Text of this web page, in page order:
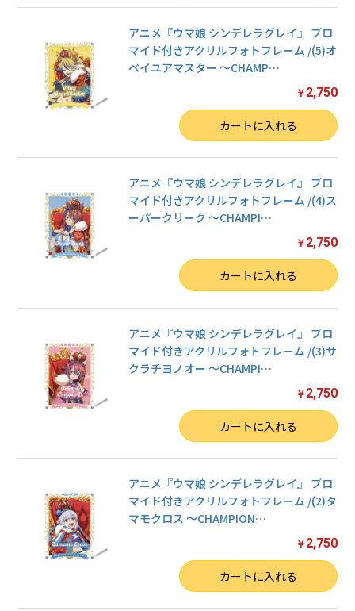
アニメ『ウマ娘 シンデレラグレイ』 ブロ
マイド付きアクリルフォトフレーム /(5)オ
ベイユアマスター 〜CHAMP…
￥ 2,750
カートに入れる
アニメ『ウマ娘 シンデレラグレイ』 ブロ
マイド付きアクリルフォトフレーム /(4)ス
ーパークリーク 〜CHAMPI…
￥ 2,750
カートに入れる
アニメ『ウマ娘 シンデレラグレイ』 ブロ
マイド付きアクリルフォトフレーム /(3)サ
クラチヨノオー 〜CHAMPI…
￥ 2,750
カートに入れる
アニメ『ウマ娘 シンデレラグレイ』 ブロ
マイド付きアクリルフォトフレーム /(2)タ
マモクロス 〜CHAMPION…
￥ 2,750
カートに入れる